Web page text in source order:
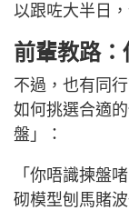
以跟咗大半日
前輩教路
不過，也有同
如何挑選合適
盤」：
「你唔識揀盤
砌模型刨馬賭